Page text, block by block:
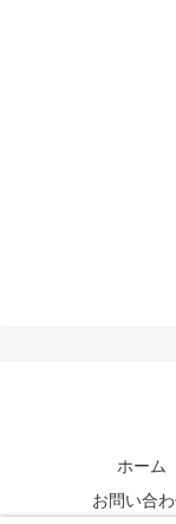
ホーム
お問い合